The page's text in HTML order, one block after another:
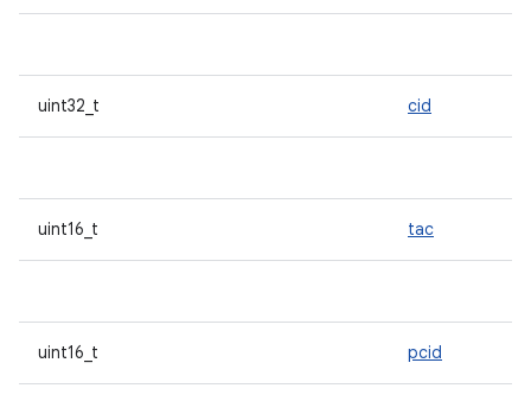
uint32_t cid
uint16_t tac
uint16_t pcid